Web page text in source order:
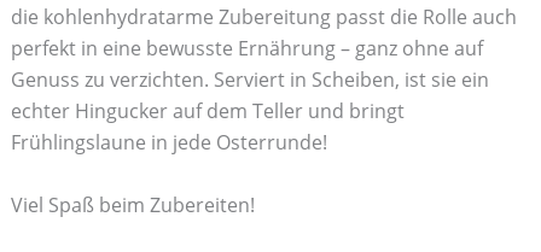
die kohlenhydratarme Zubereitung passt die Rolle auch
perfekt in eine bewusste Ernährung – ganz ohne auf
Genuss zu verzichten. Serviert in Scheiben, ist sie ein
echter Hingucker auf dem Teller und bringt
Frühlingslaune in jede Osterrunde!
Viel Spaß beim Zubereiten!